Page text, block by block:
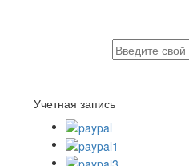
Учетная запись